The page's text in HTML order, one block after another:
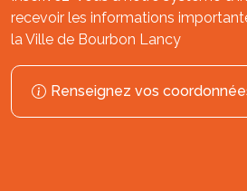
recevoir les informations
la Ville de Bourbon Lancy
Renseignez vos